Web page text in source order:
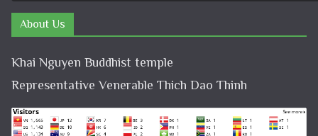
About Us
Khai Nguyen Buddhist temple
Representative Venerable Thich Dao Thinh